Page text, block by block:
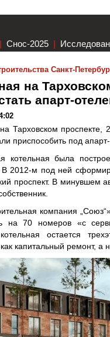
| Снос-2025 |
Санкт-
на
апарт-
Тарховском проспекте,
приспособить под апарт-
котельная была
В 2012-м под ней
проспект. В минувшем
компания
на 70 номеров «с
котельная остается
капитальный ремонт, а